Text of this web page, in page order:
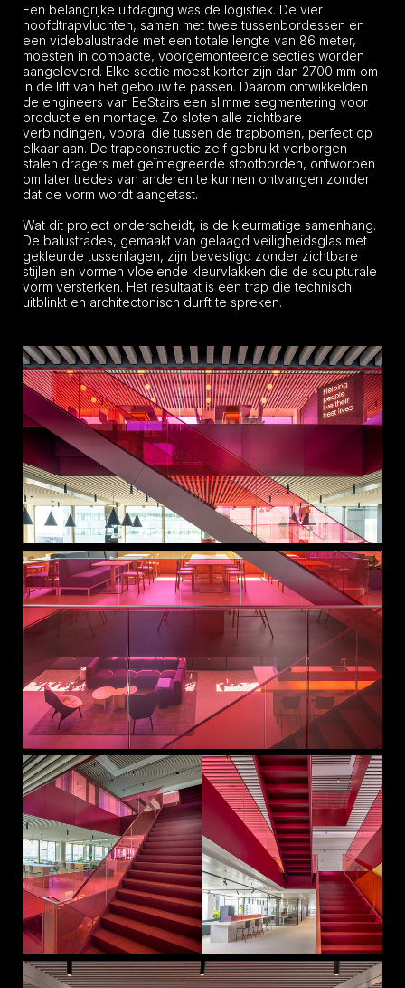
Een belangrijke uitdaging was de logistiek. De vier
hoofdtrapvluchten, samen met twee tussenbordessen en
een videbalustrade met een totale lengte van 86 meter,
moesten in compacte, voorgemonteerde secties worden
aangeleverd. Elke sectie moest korter zijn dan 2700 mm om
in de lift van het gebouw te passen. Daarom ontwikkelden
de engineers van EeStairs een slimme segmentering voor
productie en montage. Zo sloten alle zichtbare
verbindingen, vooral die tussen de trapbomen, perfect op
elkaar aan. De trapconstructie zelf gebruikt verborgen
stalen dragers met geïntegreerde stootborden, ontworpen
om later tredes van anderen te kunnen ontvangen zonder
dat de vorm wordt aangetast.
Wat dit project onderscheidt, is de kleurmatige samenhang.
De balustrades, gemaakt van gelaagd veiligheidsglas met
gekleurde tussenlagen, zijn bevestigd zonder zichtbare
stijlen en vormen vloeiende kleurvlakken die de sculpturale
vorm versterken. Het resultaat is een trap die technisch
uitblinkt en architectonisch durft te spreken.